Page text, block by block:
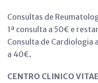
Consultas de
1ª consulta a 50€ e
Consulta de Cardiologia
a 40€.
CENTRO CLINICO VITAE